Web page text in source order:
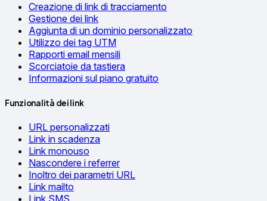
Creazione di link di tracciamento
Gestione dei link
Aggiunta di un dominio personalizzato
Utilizzo dei tag UTM
Rapporti email mensili
Scorciatoie da tastiera
Informazioni sul piano gratuito
Funzionalità dei link
URL personalizzati
Link in scadenza
Link monouso
Nascondere i referrer
Inoltro dei parametri URL
Link mailto
Link SMS